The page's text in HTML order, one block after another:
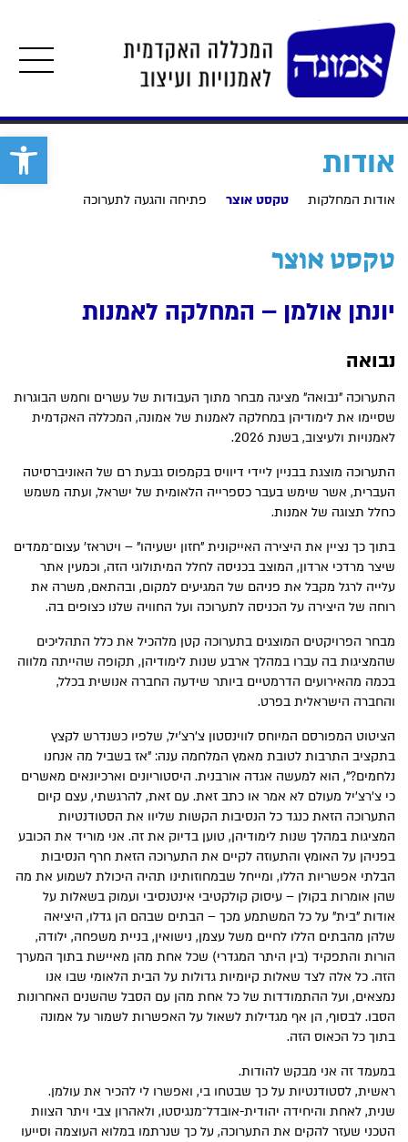
פתח אודות
אודות המחלקות טקסט אוצר פתיחה והגעה לתערוכה
טקסט אוצר
יונתן אולמן – המחלקה לאמנות
נבואה
התערוכה "נבואה" מציגה מבחר מתוך העבודות של עשרים וחמש הבוגרות
שסיימו את לימודיהן במחלקה לאמנות של אמונה, המכללה האקדמית
לאמנויות ולעיצוב, בשנת 2026.
התערוכה מוצגת בבניין ליידי דיוויס בקמפוס גבעת רם של האוניברסיטה
העברית, אשר שימש בעבר כספרייה הלאומית של ישראל, ועתה משמש
כחלל תצוגה של אמנות.
בתוך כך נציין את היצירה האייקונית "חזון ישעיהו" – ויטראז' עצום־ממדים
שיצר מרדכי ארדון, המוצב בכניסה לחלל המיתולוגי הזה, וכמעין אתר
עלייה לרגל מקבל את פניהם של המגיעים למקום, ובהתאם, משרה את
רוחה של היצירה על הכניסה לתערוכה ועל החוויה שלנו כצופים בה.
מבחר הפרויקטים המוצגים בתערוכה קטן מלהכיל את כלל התהליכים
שהמציגות בה עברו במהלך ארבע שנות לימודיהן, תקופה שהייתה מלווה
בכמה מהאירועים הדרמטיים ביותר שידעה החברה אנושית בכלל,
והחברה הישראלית בפרט.
הציטוט המפורסם המיוחס לווינסטון צ'רצ'יל, שלפיו כשנדרש לקצץ
בתקציב התרבות לטובת מאמץ המלחמה ענה: "אז בשביל מה אנחנו
נלחמים?", הוא למעשה אגדה אורבנית. היסטוריונים וארכיונאים מאשרים
כי צ'רצ'יל מעולם לא אמר או כתב זאת. עם זאת, להרגשתי, עצם קיום
התערוכה הזאת כנגד כל הנסיבות הקשות שליוו את הסטודנטיות
המציגות במהלך שנות לימודיהן, טוען בדיוק את זה. אני מוריד את הכובע
בפניהן על האומץ והתעוזה לקיים את התערוכה הזאת חרף הנסיבות
הבלתי אפשריות הללו, ומייחל שבמחוזותינו תהיה היכולת לשמוע את מה
שהן אומרות בקולן – עיסוק קולקטיבי אינטנסיבי ועמוק בשאלות על
אודות "בית" על כל המשתמע מכך – הבתים שבהם הן גדלו, היציאה
שלהן מהבתים הללו לחיים משל עצמן, נישואין, בניית משפחה, ילודה,
הורות והתפקיד (בין היתר המגדרי) שכל אחת מהן מאיישת בתוך המערך
הזה. כל אלה לצד שאלות קיומיות גדולות על הבית הלאומי שבו אנו
נמצאים, ועל ההתמודדות של כל אחת מהן עם הסבל שהשנים האחרונות
הסבו. לבסוף, הן אף מגדילות לשאול על האפשרות לשמור על אמונה
בתוך כל הכאוס הזה.
במעמד זה אני מבקש להודות.
ראשית, לסטודנטיות על כך שבטחו בי, ואפשרו לי להכיר את עולמן.
שנית, לאחת והיחידה יהודית-אובדל־מנגיסטו, ולאהרון צבי ויתר הצוות
הטכני שעזר להקים את התערוכה, על כך שנרתמו במלוא העוצמה וסייעו